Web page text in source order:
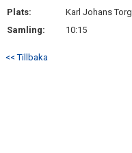
KONTAKT
Plats:
Karl Johans Torg
Samling:
10:15
<< Tillbaka